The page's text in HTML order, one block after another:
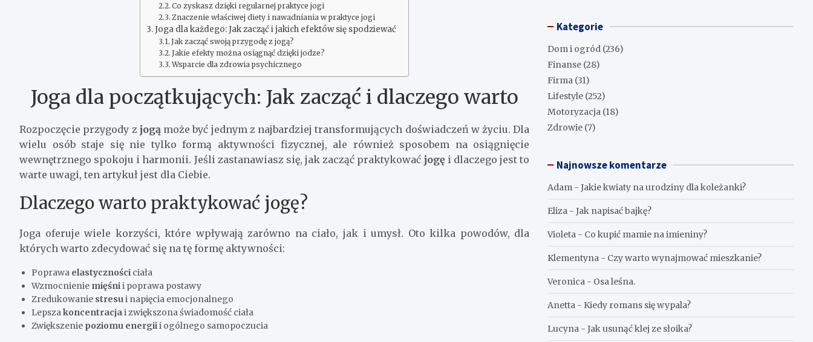
Co zyskasz dzięki regularnej praktyce jogi
Znaczenie właściwej diety i nawadniania w praktyce jogi
Joga dla każdego: Jak zacząć i jakich efektów się spodziewać
Jak zacząć swoją przygodę z jogą?
Jakie efekty można osiągnąć dzięki jodze?
Wsparcie dla zdrowia psychicznego
Joga dla początkujących: Jak zacząć i dlaczego warto
Rozpoczęcie przygody z jogą może być jednym z najbardziej transformujących doświadczeń w życiu. Dla
wielu osób staje się nie tylko formą aktywności fizycznej, ale również sposobem na osiągnięcie
wewnętrznego spokoju i harmonii. Jeśli zastanawiasz się, jak zacząć praktykować jogęi dlaczego jest to
warte uwagi, ten artykuł jest dla Ciebie.
Dlaczego warto praktykować jogę?
Joga oferuje wiele korzyści, które wpływają zarówno na ciało, jak i umysł. Oto kilka powodów, dla
których warto zdecydować się na tę formę aktywności:
Poprawa elastyczności ciała
Wzmocnienie mięśnii poprawa postawy
Zredukowanie stresui napięcia emocjonalnego
Lepszakoncentracjai zwiększona świadomość ciała
Zwiększenie poziomu energiii ogólnego samopoczucia
Kategorie
Dom i ogród (236)
Finanse (28)
Firma (31)
Lifestyle (252)
Motoryzacja (18)
Zdrowie (7)
Najnowsze komentarze
Adam -Jakie kwiaty na urodziny dla koleżanki?
Eliza -Jak napisać bajkę?
Violeta - Co kupić mamie na imieniny?
Klementyna - Czy warto wynajmować mieszkanie?
Veronica - Osa leśna.
Anetta - Kiedy romans się wypala?
Lucyna -Jak usunąć klej ze słoika?